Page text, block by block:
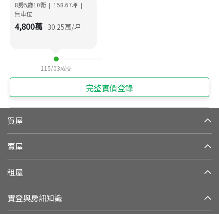
8房5廳10衛 | 158.67坪 |
無車位
4,800萬 30.25萬/坪
115/03成交
完整實價登錄
買屋
賣屋
租屋
實登與房訊知識